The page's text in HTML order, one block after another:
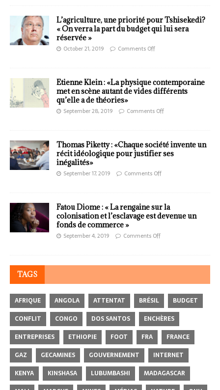
L’agriculture, une priorité pour Tshisekedi?
« On verra la part du budget qui lui sera
réservée »
October 21, 2019 Comments Off
Etienne Klein : «La physique contemporaine
met en scène autant de vides différents
qu’elle a de théories»
September 28, 2019 Comments Off
Thomas Piketty : «Chaque société invente un
récit idéologique pour justifier ses
inégalités»
September 17, 2019 Comments Off
Fatou Diome : « La rengaine sur la
colonisation et l’esclavage est devenue un
fonds de commerce »
September 4, 2019 Comments Off
TAGS
AFRIQUE ANGOLA ATTENTAT BRÉSIL
BUDGET
CONFLIT
CONGO DOS SANTOS
ENCHÈRES
ENTREPRISES
ETHIOPIE FOOT FRA
FRANCE
GAZ
GECAMINES GOUVERNEMENT
INTERNET
KENYA
KINSHASA LUBUMBASHI
MADAGASCAR